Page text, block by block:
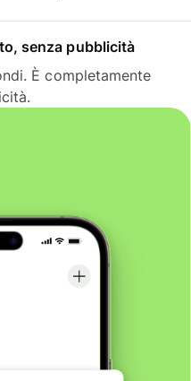
senza pubblicità
È completamente